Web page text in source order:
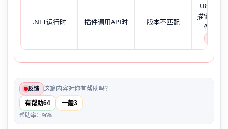
.NET运行时 插件调用API时 版本不匹配
U8无报
描窗口空
件查看
反馈 这篇内容对你有帮助吗？
有帮助64 一般3
帮助率：96%